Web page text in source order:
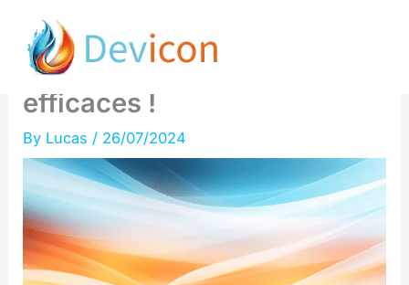
content
Optimisez votre métrique
INP en suivant ces clés
efficaces !
By Lucas / 26/07/2024